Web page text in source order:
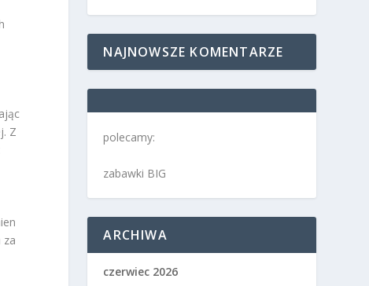
Z
za
NAJNOWSZE KOMENTARZE
polecamy:
zabawki BIG
ARCHIWA
czerwiec 2026